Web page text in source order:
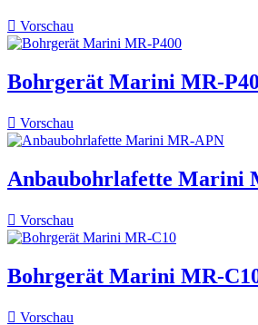
 Vorschau
Bohrgerät Marini MR-
 Vorschau
Anbaubohrlafette Marini
 Vorschau
Bohrgerät Marini MR-
 Vorschau